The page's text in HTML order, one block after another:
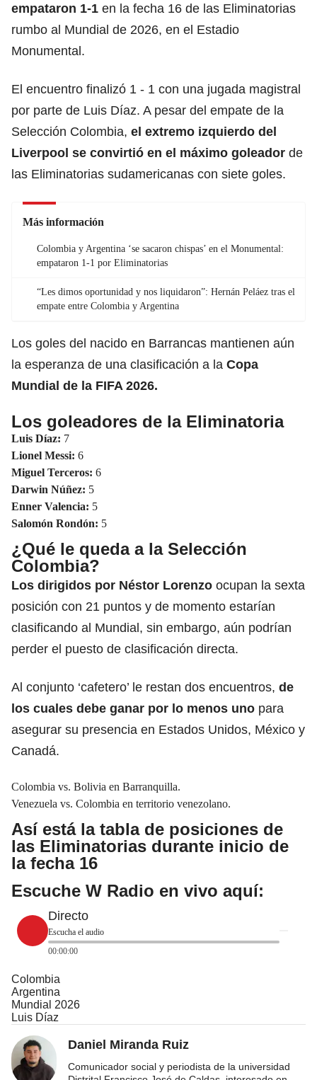
empataron 1-1 en la fecha 16 de las Eliminatorias
rumbo al Mundial de 2026, en el Estadio
Monumental.
El encuentro finalizó 1 - 1 con una jugada magistral
por parte de Luis Díaz. A pesar del empate de la
Selección Colombia, el extremo izquierdo del
Liverpool se convirtió en el máximo goleador de
las Eliminatorias sudamericanas con siete goles.
Más información
Colombia y Argentina ‘se sacaron chispas’ en el Monumental:
empataron 1-1 por Eliminatorias
“Les dimos oportunidad y nos liquidaron”: Hernán Peláez tras el
empate entre Colombia y Argentina
Los goles del nacido en Barrancas mantienen aún
la esperanza de una clasificación a la Copa
Mundial de la FIFA 2026.
Los goleadores de la Eliminatoria
Luis Díaz: 7
Lionel Messi: 6
Miguel Terceros: 6
Darwin Núñez: 5
Enner Valencia: 5
Salomón Rondón: 5
¿Qué le queda a la Selección
Colombia?
Los dirigidos por Néstor Lorenzo ocupan la sexta
posición con 21 puntos y de momento estarían
clasificando al Mundial, sin embargo, aún podrían
perder el puesto de clasificación directa.
Al conjunto ‘cafetero’ le restan dos encuentros, de
los cuales debe ganar por lo menos uno para
asegurar su presencia en Estados Unidos, México y
Canadá.
Colombia vs. Bolivia en Barranquilla.
Venezuela vs. Colombia en territorio venezolano.
Así está la tabla de posiciones de
las Eliminatorias durante inicio de
la fecha 16
Escuche W Radio en vivo aquí:
Directo
Escucha el audio
00:00:00
Colombia
Argentina
Mundial 2026
Luis Díaz
Daniel Miranda Ruiz
Comunicador social y periodista de la universidad